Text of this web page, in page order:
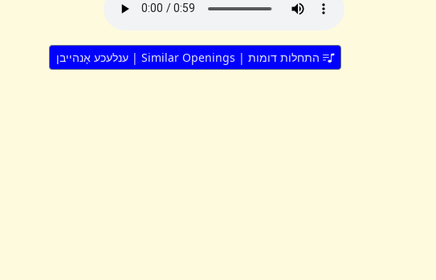
התחלות דומות | Similar Openings | ענלעכע אָנהייבן